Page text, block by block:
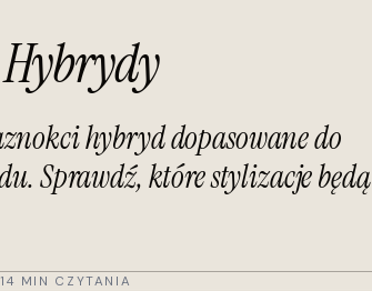
hybryd dopasowane do
Sprawdź, które stylizacje będą
14 MIN CZYTANIA